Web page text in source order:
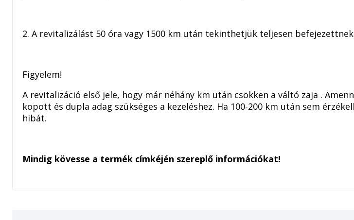
2. A revitalizálást 50 óra vagy 1500 km után tekinthetjük teljesen
Figyelem!
A revitalizáció első jele, hogy már néhány km után csökken a váltó zaja .
kopott és dupla adag szükséges a kezeléshez. Ha 100-200 km után sem
hibát.
Mindig kövesse a termék címkéjén szereplő információkat!